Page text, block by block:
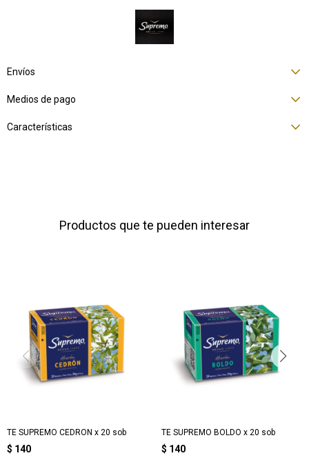
Envíos
Medios de pago
Características
Productos que te pueden interesar
TE SUPREMO CEDRON x 20 sob
$ 140
TE SUPREMO BOLDO x 20 sob
$ 140